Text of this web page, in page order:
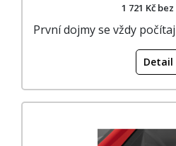
1 721 Kč bez
První dojmy se vždy
Detail